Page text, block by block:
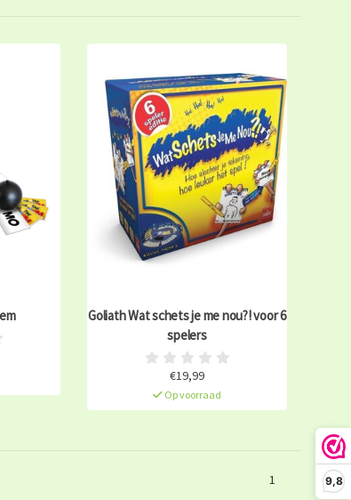
9,8
Goliath Wat schets je me nou?! voor 6
spelers
€19,99
Op voorraad
1